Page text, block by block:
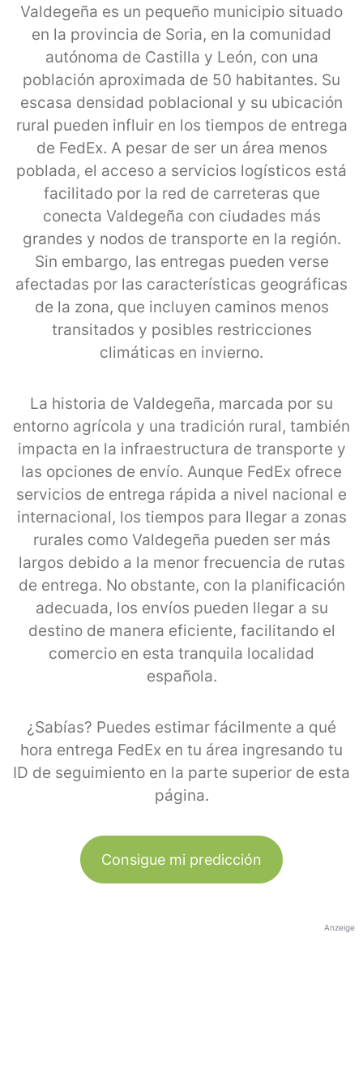
Valdegeña es un pequeño municipio situado
en la provincia de Soria, en la comunidad
autónoma de Castilla y León, con una
población aproximada de 50 habitantes. Su
escasa densidad poblacional y su ubicación
rural pueden influir en los tiempos de entrega
de FedEx. A pesar de ser un área menos
poblada, el acceso a servicios logísticos está
facilitado por la red de carreteras que
conecta Valdegeña con ciudades más
grandes y nodos de transporte en la región.
Sin embargo, las entregas pueden verse
afectadas por las características geográficas
de la zona, que incluyen caminos menos
transitados y posibles restricciones
climáticas en invierno.
La historia de Valdegeña, marcada por su
entorno agrícola y una tradición rural, también
impacta en la infraestructura de transporte y
las opciones de envío. Aunque FedEx ofrece
servicios de entrega rápida a nivel nacional e
internacional, los tiempos para llegar a zonas
rurales como Valdegeña pueden ser más
largos debido a la menor frecuencia de rutas
de entrega. No obstante, con la planificación
adecuada, los envíos pueden llegar a su
destino de manera eficiente, facilitando el
comercio en esta tranquila localidad
española.
¿Sabías? Puedes estimar fácilmente a qué
hora entrega FedEx en tu área ingresando tu
ID de seguimiento en la parte superior de esta
página.
Consigue mi predicción
Anzeige